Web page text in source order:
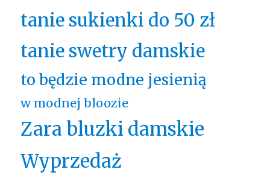
tanie sukienki do 50 zł
tanie swetry damskie
to będzie modne jesienią
w modnej bloozie
Zara bluzki damskie
Wyprzedaż